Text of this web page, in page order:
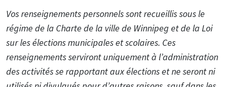
Vos renseignements personnels sont recueillis sous le
régime de la Charte de la ville de Winnipeg et de la Loi
sur les élections municipales et scolaires. Ces
renseignements serviront uniquement à l’administration
des activités se rapportant aux élections et ne seront ni